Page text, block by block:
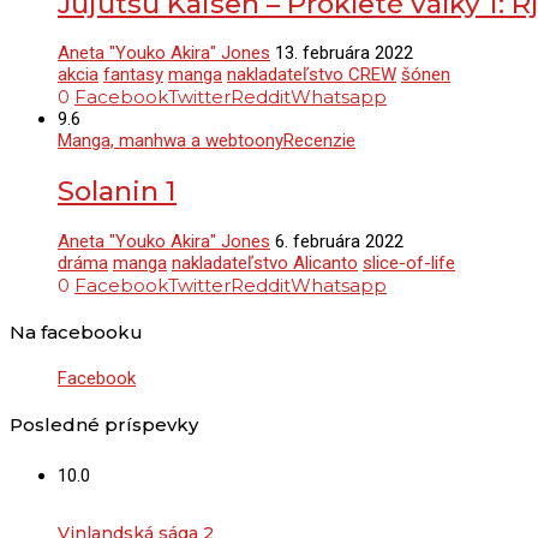
Aneta "Youko Akira" Jones 13. februára 2022
akcia fantasy manga nakladateľstvo CREW šónen
0 FacebookTwitterRedditWhatsapp
9.6
Manga, manhwa a webtoonyRecenzie
Solanin 1
Aneta "Youko Akira" Jones 6. februára 2022
dráma manga nakladateľstvo Alicanto slice-of-life
0 FacebookTwitterRedditWhatsapp
Na facebooku
Facebook
Posledné príspevky
10.0
Vinlandská sága 2